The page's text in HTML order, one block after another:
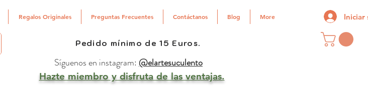
Regalos Originales Preguntas Frecuentes Contáctanos Blog More Iniciar
Pedido mínimo de 15 Euros.
Síguenos en instagram: @elartesuculento
Hazte miembro y disfruta de las ventajas.